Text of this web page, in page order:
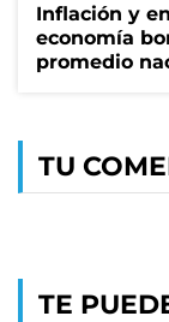
Inflación y
economía
promedio
TU
TE